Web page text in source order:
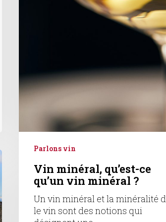
Parlons vin
Vin minéral, qu’est-ce
qu’un vin minéral ?
Un vin minéral et la minéralité
le vin sont des notions qui